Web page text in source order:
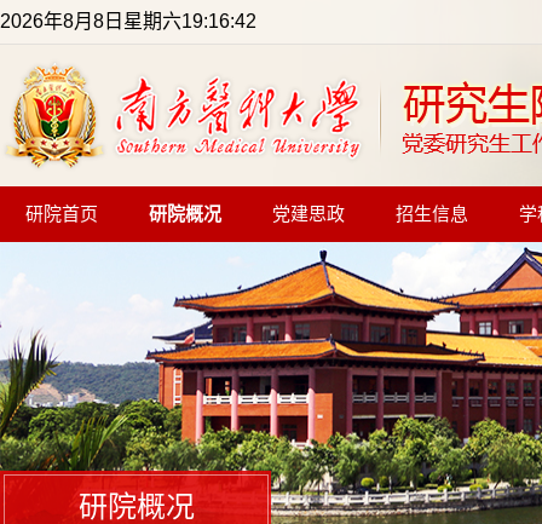
2026年8月8日星期六19:16:43
研院首页 研院概况 党建思政 招生信息 学
研院概况